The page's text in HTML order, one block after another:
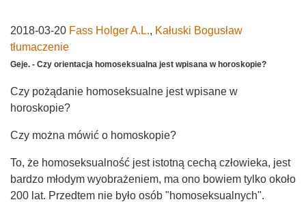
2018-03-20 Fass Holger A.L., Kałuski Bogusław
tłumaczenie
Geje. - Czy orientacja homoseksualna jest wpisana w horoskopie?
Czy pożądanie homoseksualne jest wpisane w
horoskopie?
Czy można mówić o homoskopie?
To, że homoseksualność jest istotną cechą człowieka, jest
bardzo młodym wyobrażeniem, ma ono bowiem tylko około
200 lat. Przedtem nie było osób "homoseksualnych".